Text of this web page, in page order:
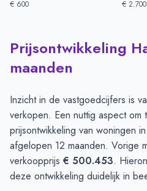
€ 600 € 2.700
Huizenprijzen in Harkema per
Type
Vraagprijs in euro's
Verkoopprijs in euro's
Prijsontwikkeling
maanden
Inzicht in de vastgoedcijfers is
verkopen. Een nuttig aspect om
prijsontwikkeling van woningen
afgelopen 12 maanden. Vorige
verkoopprijs € 500.453.
deze ontwikkeling duidelijk in